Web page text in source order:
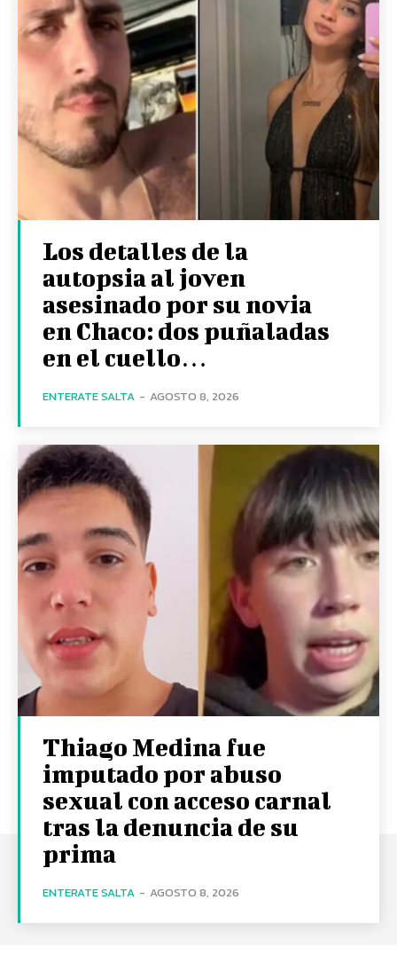
Los detalles de la
autopsia al joven
asesinado por su novia
en Chaco: dos puñaladas
en el cuello…
ENTERATE SALTA - AGOSTO 8, 2026
Thiago Medina fue
imputado por abuso
sexual con acceso carnal
tras la denuncia de su
prima
ENTERATE SALTA - AGOSTO 8, 2026